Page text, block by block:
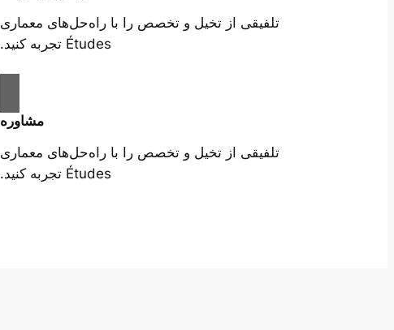
تلفیقی از تخیل و تخصص را با راه‌حل‌های معماری
Études تجربه کنید.
مشاوره
تلفیقی از تخیل و تخصص را با راه‌حل‌های معماری
Études تجربه کنید.